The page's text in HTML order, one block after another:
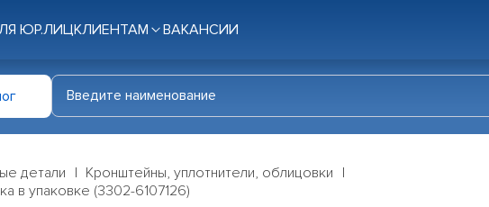
ЮР.ЛИЦКЛИЕНТАМ ВАКАНСИИ
детали
Кронштейны, уплотнители, облицовки
в упаковке (3302-6107126)